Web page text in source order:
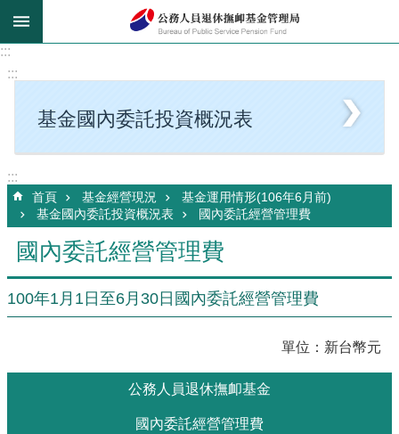
跳到主要內容區塊
:::
:::
基金國內委託投資概況表
:::
首頁 基金經營現況
基金運用情形(106年6月前)
基金國內委託投資概況表
國內委託經營管理費
國內委託經營管理費
100年1月1日至6月30日國內委託經營管理費
單位：新台幣元
公務人員退休撫卹基金
國內委託經營管理費